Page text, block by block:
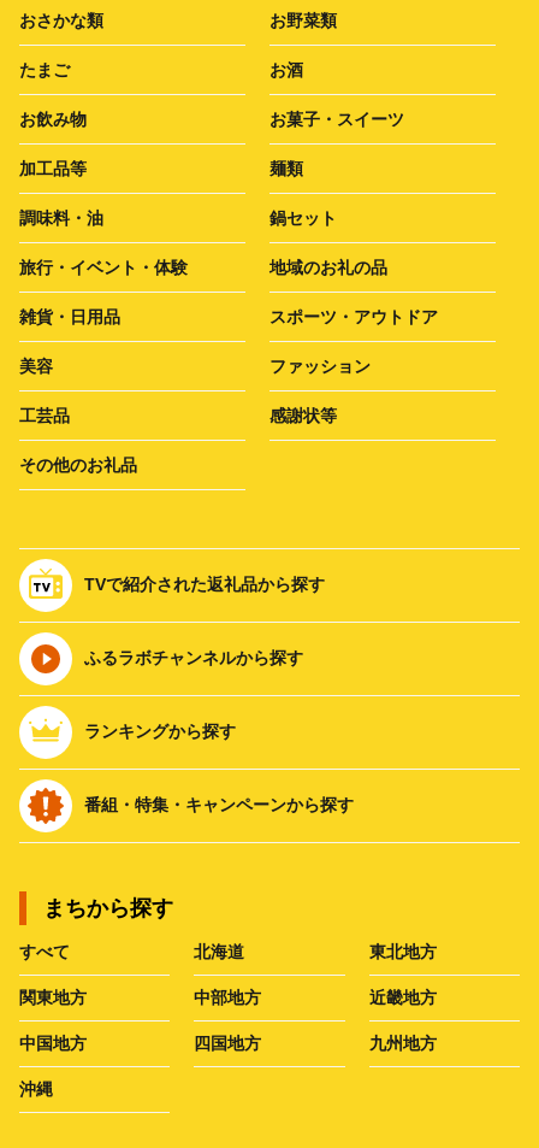
おさかな類 お野菜類
たまご お酒
お飲み物 お菓子・スイーツ
加工品等 麺類
調味料・油 鍋セット
旅行・イベント・体験 地域のお礼の品
雑貨・日用品 スポーツ・アウトドア
美容 ファッション
工芸品 感謝状等
その他のお礼品
TVで紹介された返礼品から探す
ふるラボチャンネルから探す
ランキングから探す
番組・特集・キャンペーンから探す
まちから探す
すべて 北海道 東北地方
関東地方 中部地方 近畿地方
中国地方 四国地方 九州地方
沖縄